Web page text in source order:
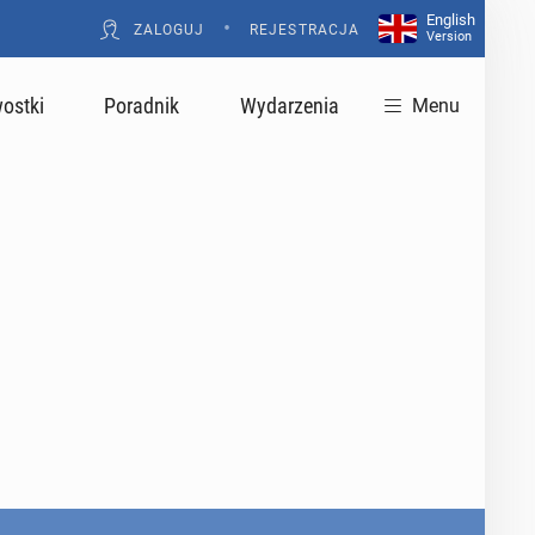
ZALOGUJ • REJESTRACJA
English
Version
Poradnik Wydarzenia Menu